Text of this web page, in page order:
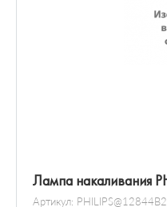
Лампа накаливания
Артикул: PHILIPS@12844B2